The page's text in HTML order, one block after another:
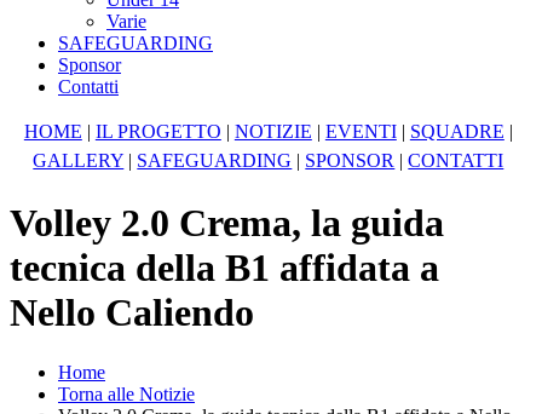
Varie
SAFEGUARDING
Sponsor
Contatti
HOME | IL PROGETTO | NOTIZIE | EVENTI| SQUADRE |
GALLERY | SAFEGUARDING | SPONSOR |CONTATTI
Volley 2.0 Crema, la guida
tecnica della B1 affidata a
Nello Caliendo
Home
Torna alle Notizie